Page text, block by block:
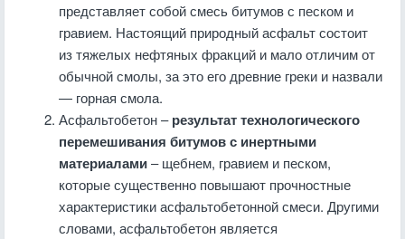
представляет собой смесь битумов с песком и
гравием. Настоящий природный асфальт состоит
из тяжелых нефтяных фракций и мало отличим от
обычной смолы, за это его древние греки и назвали
— горная смола.
Асфальтобетон –результат технологического
перемешивания битумов с инертными
материалами– щебнем, гравием и песком,
которые существенно повышают прочностные
характеристики асфальтобетонной смеси. Другими
словами, асфальтобетон является